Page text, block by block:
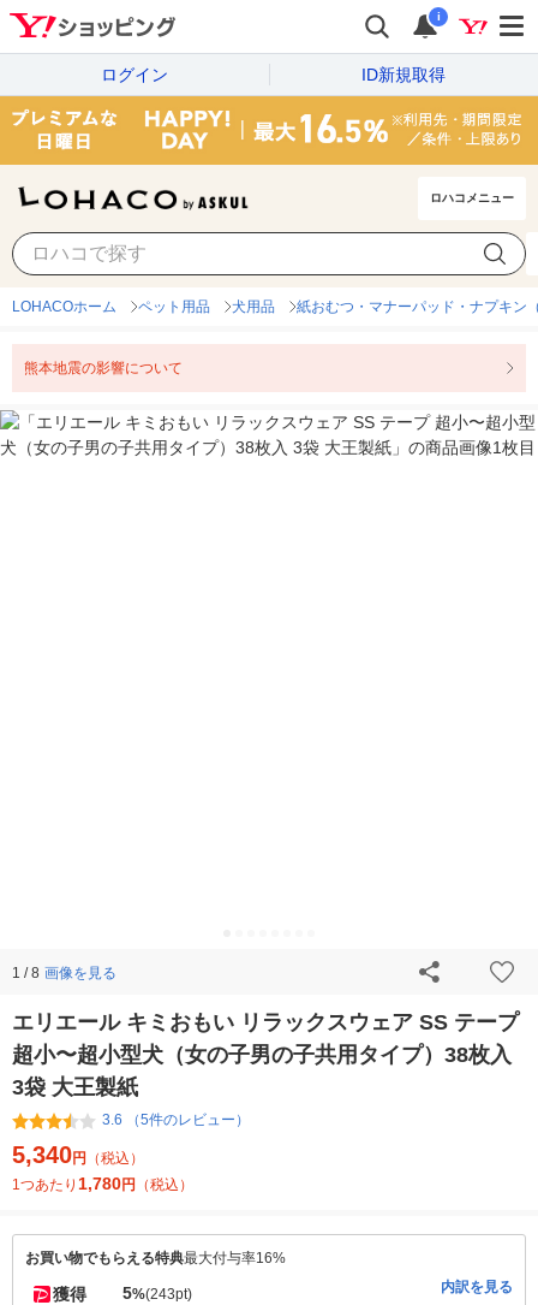
i
ログイン ID新規取得
ロハコメニュー
LOHACOホーム ペット用品 犬用品 紙おむつ・マナーパッド・ナプキン
熊本地震の影響について
1 / 8 画像を見る
エリエール キミおもい リラックスウェア SS テープ
超小〜超小型犬（女の子男の子共用タイプ）38枚入
3袋 大王製紙
3.6 （5件のレビュー）
5,340円
（税込）
1つあたり 1,780円 （税込）
お買い物でもらえる特典最大付与率16%
獲得 5%(243pt) 内訳を見る